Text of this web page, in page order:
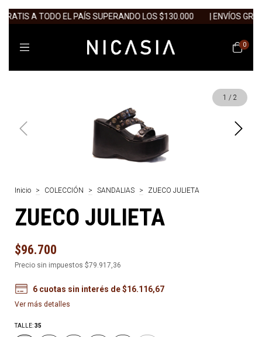
A TODO EL PAÍS SUPERANDO LOS $130.000 | ENVÍOS
0
1 / 2
Inicio > COLECCIÓN > SANDALIAS > ZUECO JULIETA
ZUECO JULIETA
$96.700
Precio sin impuestos $79.917,36
6 cuotas sin interés de$16.116,67
Ver más detalles
TALLE:35